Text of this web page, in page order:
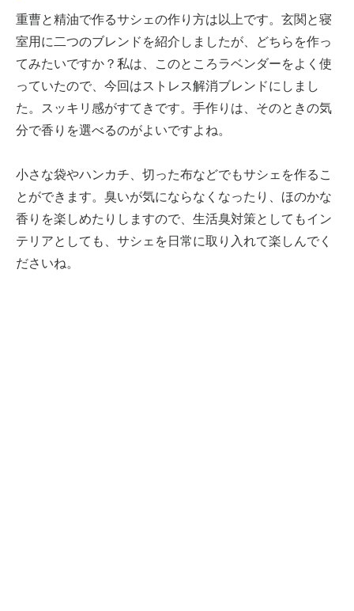
重曹と精油で作るサシェの作り方は以上です。玄関と寝
室用に二つのブレンドを紹介しましたが、どちらを作っ
てみたいですか？私は、このところラベンダーをよく使
っていたので、今回はストレス解消ブレンドにしまし
た。スッキリ感がすてきです。手作りは、そのときの気
分で香りを選べるのがよいですよね。
小さな袋やハンカチ、切った布などでもサシェを作るこ
とができます。臭いが気にならなくなったり、ほのかな
香りを楽しめたりしますので、生活臭対策としてもイン
テリアとしても、サシェを日常に取り入れて楽しんでく
ださいね。